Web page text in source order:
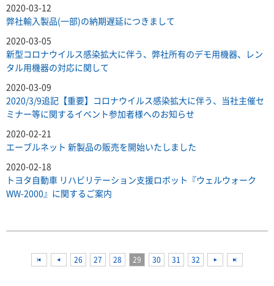
2020-03-12
弊社輸入製品(一部)の納期遅延につきまして
2020-03-05
新型コロナウイルス感染拡大に伴う、弊社所有のデモ用機器、レン
タル用機器の対応に関して
2020-03-09
2020/3/9追記【重要】コロナウイルス感染拡大に伴う、当社主催セ
ミナー等に関するイベント参加者様へのお知らせ
2020-02-21
エーブルネット 新製品の販売を開始いたしました
2020-02-18
トヨタ自動車 リハビリテーション支援ロボット『ウェルウォーク
WW-2000』に関するご案内
<<26 27 28 29 30 31 32